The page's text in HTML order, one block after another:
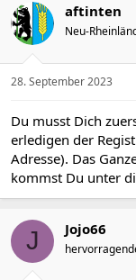
aftinten
Neu-
28. September 2023
Du musst Dich
erledigen der
Adresse). Das
kommst Du unter
J Jojo66